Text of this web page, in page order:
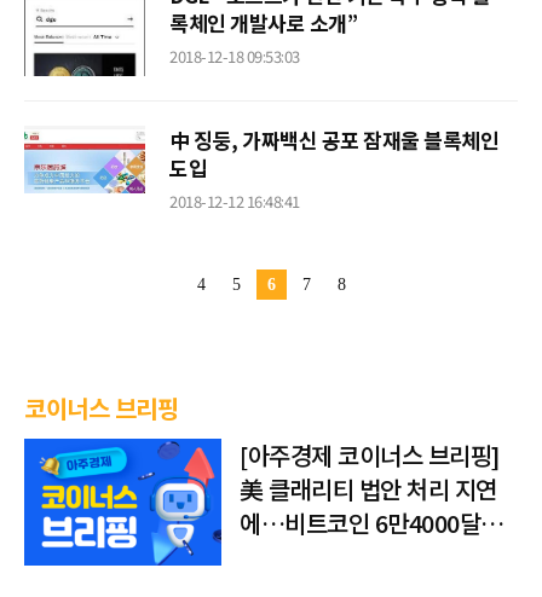
록체인 개발사로 소개”
2018-12-18 09:53:03
中 징둥, 가짜백신 공포 잠재울 블록체인
도입
2018-12-12 16:48:41
4 5 6 7 8
코이너스 브리핑
[아주경제 코이너스 브리핑]
美 클래리티 법안 처리 지연
에…비트코인 6만4000달러